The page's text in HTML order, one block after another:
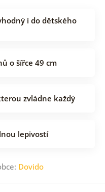
i do dětského
o šířce 49 cm
zvládne každý
lepivostí
Dovido